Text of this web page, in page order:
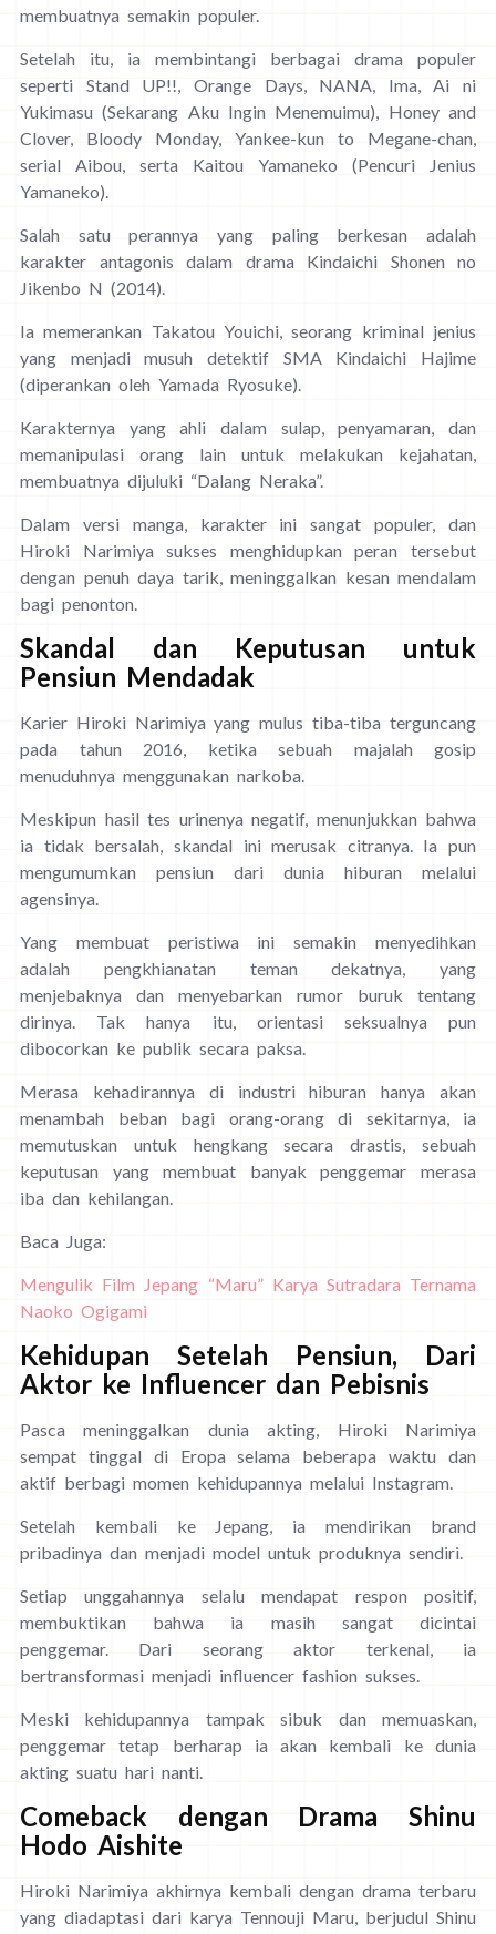
membuatnya semakin populer.
Setelah itu, ia membintangi berbagai drama populer
seperti Stand UP!!, Orange Days, NANA, Ima, Ai ni
Yukimasu (Sekarang Aku Ingin Menemuimu), Honey and
Clover, Bloody Monday, Yankee-kun to Megane-chan,
serial Aibou, serta Kaitou Yamaneko (Pencuri Jenius
Yamaneko).
Salah satu perannya yang paling berkesan adalah
karakter antagonis dalam drama Kindaichi Shonen no
Jikenbo N (2014).
Ia memerankan Takatou Youichi, seorang kriminal jenius
yang menjadi musuh detektif SMA Kindaichi Hajime
(diperankan oleh Yamada Ryosuke).
Karakternya yang ahli dalam sulap, penyamaran, dan
memanipulasi orang lain untuk melakukan kejahatan,
membuatnya dijuluki “Dalang Neraka”.
Dalam versi manga, karakter ini sangat populer, dan
Hiroki Narimiya sukses menghidupkan peran tersebut
dengan penuh daya tarik, meninggalkan kesan mendalam
bagi penonton.
Skandal dan Keputusan untuk
Pensiun Mendadak
Karier Hiroki Narimiya yang mulus tiba-tiba terguncang
pada tahun 2016, ketika sebuah majalah gosip
menuduhnya menggunakan narkoba.
Meskipun hasil tes urinenya negatif, menunjukkan bahwa
ia tidak bersalah, skandal ini merusak citranya. Ia pun
mengumumkan pensiun dari dunia hiburan melalui
agensinya.
Yang membuat peristiwa ini semakin menyedihkan
adalah pengkhianatan teman dekatnya, yang
menjebaknya dan menyebarkan rumor buruk tentang
dirinya. Tak hanya itu, orientasi seksualnya pun
dibocorkan ke publik secara paksa.
Merasa kehadirannya di industri hiburan hanya akan
menambah beban bagi orang-orang di sekitarnya, ia
memutuskan untuk hengkang secara drastis, sebuah
keputusan yang membuat banyak penggemar merasa
iba dan kehilangan.
Baca Juga:
Mengulik Film Jepang “Maru” Karya Sutradara Ternama
Naoko Ogigami
Kehidupan Setelah Pensiun, Dari
Aktor ke Influencer dan Pebisnis
Pasca meninggalkan dunia akting, Hiroki Narimiya
sempat tinggal di Eropa selama beberapa waktu dan
aktif berbagi momen kehidupannya melalui Instagram.
Setelah kembali ke Jepang, ia mendirikan brand
pribadinya dan menjadi model untuk produknya sendiri.
Setiap unggahannya selalu mendapat respon positif,
membuktikan bahwa ia masih sangat dicintai
penggemar. Dari seorang aktor terkenal, ia
bertransformasi menjadi influencer fashion sukses.
Meski kehidupannya tampak sibuk dan memuaskan,
penggemar tetap berharap ia akan kembali ke dunia
akting suatu hari nanti.
Comeback dengan Drama Shinu
Hodo Aishite
Hiroki Narimiya akhirnya kembali dengan drama terbaru
yang diadaptasi dari karya Tennouji Maru, berjudul Shinu